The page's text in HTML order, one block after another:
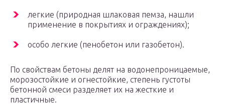
легкие (природная шлаковая пемза, нашли
применение в покрытиях и ограждениях);
особо легкие (пенобетон или газобетон).
По свойствам бетоны делят на водонепроницаемые,
морозостойкие и огнестойкие, степень густоты
бетонной смеси разделяет их на жесткие и
пластичные.